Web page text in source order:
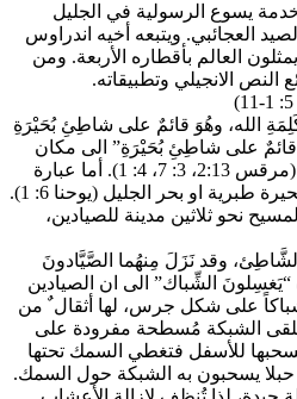
يسوع الرسولية في الجليل
العجائبي. ويتبعه أخيه اندراوس
العالم بأقطاره الأربعة. ومن
الانجيلي وتطبيقاته.
الله، وهُوَ قائمٌ على شاطِئِ بُحَيْرَةِ
على شاطِئِ بُحَيْرَةِ” الى مكان
لقاء يسوع مع الجمع لتعليمهم (مرقس 2:13، 3: 7، 4: 1). أما عبارة
“بُحَيْرَةِ جِنَّاسَرِت” فتشير الى بحيرة طبرية او بحر الجليل (يوحنا 6: 1).
نحو ثلاثين مدينة للصيادين،
وقد نَزَلَ مِنهُما الصَّيَّادونَ
الشِّباك” الى ان الصيادين
على شكل جرس، لها أثقال ٌ من
الشبكة مُسطحة مفرودة على
للأسفل فتغطي السمك تحتها
يسحبون به الشبكة حول السمك.